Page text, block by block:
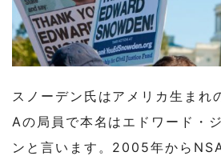
スノーデン氏はアメリカ生まれ
Aの局員で本名はエドワード・
ンと言います。2005年から